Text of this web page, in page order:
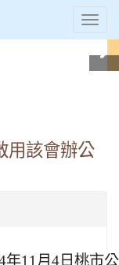
用該會辦公
11月4日桃市